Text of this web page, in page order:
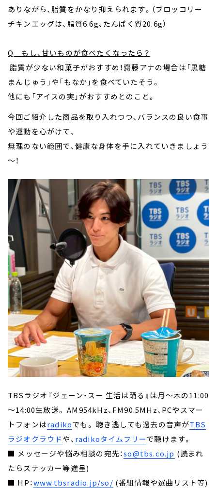
ありながら、脂質をかなり抑えられます。（ブロッコリー
チキンエッグは、脂質6.6g、たんぱく質20.6g）
Q もし、甘いものが食べたくなったら？
脂質が少ない和菓子がおすすめ！齋藤アナの場合は「黒糖
まんじゅう」や「もなか」を食べていたそう。
他にも「アイスの実」がおすすめとのこと。
今回ご紹介した商品を取り入れつつ、バランスの良い食事
や運動を心がけて、
無理のない範囲で、健康な身体を手に入れていきましょう
～！
TBSラジオ『ジェーン・スー 生活は踊る』は月～木の11:00
～14:00生放送。 AM954kHz、FM90.5MHz、PCやスマー
トフォンはradikoでも。 聴き逃しても過去の音声がTBS
ラジオクラウドや、 radikoタイムフリーで聴けます。
■ メッセージや悩み相談の宛先：so@tbs.co.jp (読まれ
たらステッカー等進呈)
■ HP：www.tbsradio.jp/so/ (番組情報や選曲リスト等)